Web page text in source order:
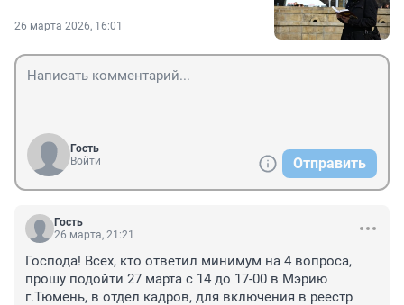
26 марта 2026, 16:01
Гость
Войти
Отправить
Гость
26 марта, 21:21
Господа! Всех, кто ответил минимум на 4 вопроса,
прошу подойти 27 марта с 14 до 17-00 в Мэрию
г.Тюмень, в отдел кадров, для включения в реестр